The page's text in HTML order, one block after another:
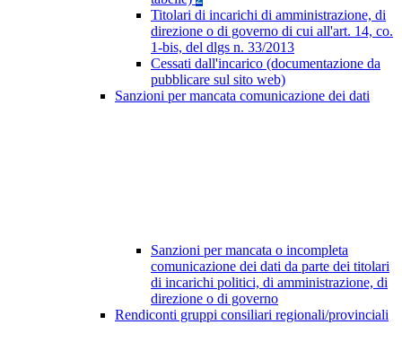
Titolari di incarichi di amministrazione, di
direzione o di governo di cui all'art. 14, co.
1-bis, del dlgs n. 33/2013
Cessati dall'incarico (documentazione da
pubblicare sul sito web)
Sanzioni per mancata comunicazione dei dati
Sanzioni per mancata o incompleta
comunicazione dei dati da parte dei titolari
di incarichi politici, di amministrazione, di
direzione o di governo
Rendiconti gruppi consiliari regionali/provinciali